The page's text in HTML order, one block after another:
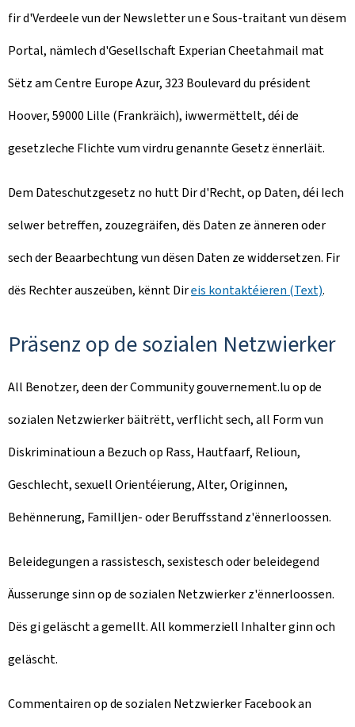
fir d'Verdeele vun der Newsletter un e Sous-traitant vun dësem
Portal, nämlech d'Gesellschaft Experian Cheetahmail mat
Sëtz am Centre Europe Azur, 323 Boulevard du président
Hoover, 59000 Lille (Frankräich), iwwermëttelt, déi de
gesetzleche Flichte vum virdru genannte Gesetz ënnerläit.
Dem Dateschutzgesetz no hutt Dir d'Recht, op Daten, déi Iech
selwer betreffen, zouzegräifen, dës Daten ze änneren oder
sech der Beaarbechtung vun dësen Daten ze widdersetzen. Fir
dës Rechter auszeüben, kënnt Direis kontaktéieren (Text).
Präsenz op de sozialen Netzwierker
All Benotzer, deen der Community gouvernement.lu op de
sozialen Netzwierker bäitrëtt, verflicht sech, all Form vun
Diskriminatioun a Bezuch op Rass, Hautfaarf, Relioun,
Geschlecht, sexuell Orientéierung, Alter, Originnen,
Behënnerung, Familljen- oder Beruffsstand z'ënnerloossen.
Beleidegungen a rassistesch, sexistesch oder beleidegend
Äusserunge sinn op de sozialen Netzwierker z'ënnerloossen.
Dës gi geläscht a gemellt. All kommerziell Inhalter ginn och
geläscht.
Commentairen op de sozialen Netzwierker Facebook an